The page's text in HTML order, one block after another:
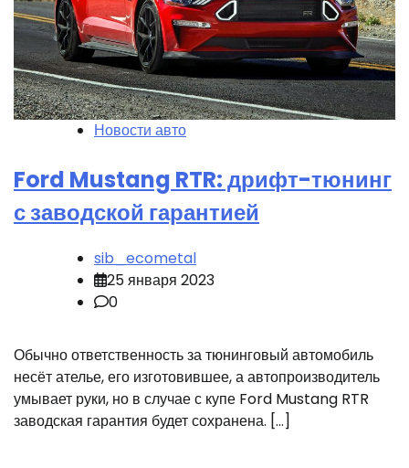
Новости авто
Ford Mustang RTR: дрифт-тюнинг
с заводской гарантией
sib_ecometal
25 января 2023
0
Обычно ответственность за тюнинговый автомобиль
несёт ателье, его изготовившее, а автопроизводитель
умывает руки, но в случае с купе Ford Mustang RTR
заводская гарантия будет сохранена. […]